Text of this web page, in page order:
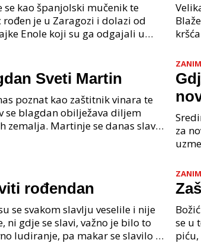
se kao španjolski mučenik te
rođen je u Zaragozi i dolazi od
Enole koji su ga odgajali u
marij
Sveti Martin
poznat kao zaštitnik vinara te
se blagdan obilježava diljem
zemalja. Martinje se danas slavi
za
veći
rođendan
se svakom slavlju veselile i nije
ni gdje se slavi, važno je bilo to
ludiranje, pa makar se slavilo i
se u